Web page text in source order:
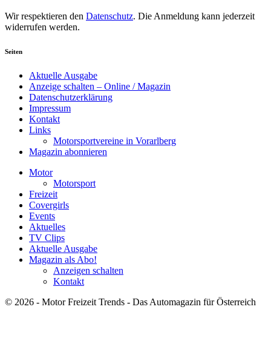
Wir respektieren den Datenschutz. Die Anmeldung kann jederzeit
widerrufen werden.
Seiten
Aktuelle Ausgabe
Anzeige schalten – Online / Magazin
Datenschutzerklärung
Impressum
Kontakt
Links
Motorsportvereine in Vorarlberg
Magazin abonnieren
Motor
Motorsport
Freizeit
Covergirls
Events
Aktuelles
TV Clips
Aktuelle Ausgabe
Magazin als Abo!
Anzeigen schalten
Kontakt
© 2026 - Motor Freizeit Trends - Das Automagazin für Österreich